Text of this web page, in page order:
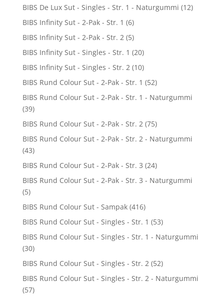
BIBS De Lux Sut - Singles - Str. 1 - Naturgummi (12)
BIBS Infinity Sut - 2-Pak - Str. 1 (6)
BIBS Infinity Sut - 2-Pak - Str. 2 (5)
BIBS Infinity Sut - Singles - Str. 1 (20)
BIBS Infinity Sut - Singles - Str. 2 (10)
BIBS Rund Colour Sut - 2-Pak - Str. 1 (52)
BIBS Rund Colour Sut - 2-Pak - Str. 1 - Naturgummi
(39)
BIBS Rund Colour Sut - 2-Pak - Str. 2 (75)
BIBS Rund Colour Sut - 2-Pak - Str. 2 - Naturgummi
(43)
BIBS Rund Colour Sut - 2-Pak - Str. 3 (24)
BIBS Rund Colour Sut - 2-Pak - Str. 3 - Naturgummi
(5)
BIBS Rund Colour Sut - Sampak (416)
BIBS Rund Colour Sut - Singles - Str. 1 (53)
BIBS Rund Colour Sut - Singles - Str. 1 - Naturgummi
(30)
BIBS Rund Colour Sut - Singles - Str. 2 (52)
BIBS Rund Colour Sut - Singles - Str. 2 - Naturgummi
(57)